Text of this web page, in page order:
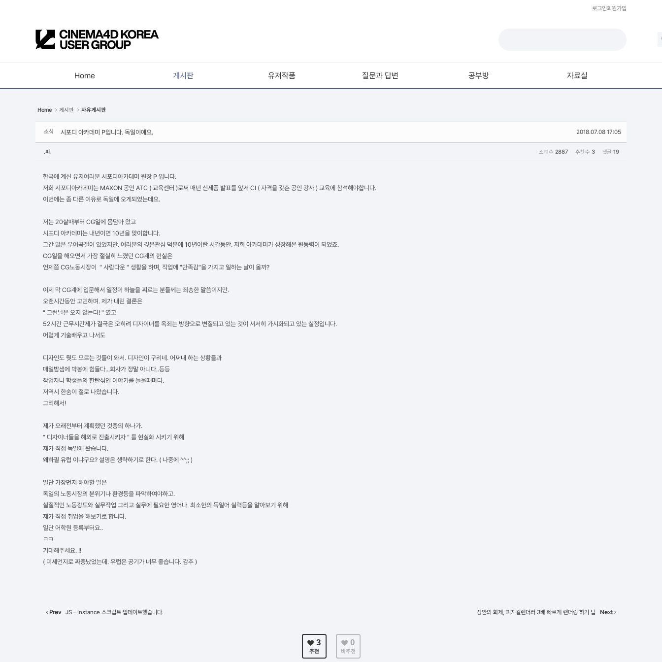
로그인회원가입
Home 게시판
구인 / 홍보 / 프로젝트 의뢰
유저작품 질문과 답변 공부방 자료실
모션 / 모그라프
라이팅 / 렌더링
Home 게시판 자유게시판
소식 2018.07.08 17:05
시포디 아카데미 P입니다. 독일이예요.
.피. 조회 수 2887 추천 수 3 댓글 19
한국에 계신 유저여러분 시포디아카데미 원장 P 입니다.
저희 시포디아카데미는 MAXON 공인 ATC ( 교육센터 )로써 매년 신제품 발표를 앞서 CI ( 자격을 갖춘 공인 강사 ) 교육에 참석해야합니다.
이번에는 좀 다른 이유로 독일에 오게되었는데요.
저는 20살때부터 CG일에 몸담아 왔고
시포디 아카데미는 내년이면 10년을 맞이합니다.
그간 많은 우여곡절이 있었지만. 여러분의 깊은관심 덕분에 10년이란 시간동안. 저희 아카데미가 성장해온 원동력이 되었죠.
CG일을 해오면서 가장 절실히 느꼈던 CG계의 현실은
언제쯤 CG노동시장이 " 사람다운 " 생활을 하며, 직업에 "만족감"을 가지고 일하는 날이 올까?
이제 막 CG계에 입문해서 열정이 하늘을 찌르는 분들께는 죄송한 말씀이지만.
오랜시간동안 고민하며. 제가 내린 결론은
" 그런날은 오지 않는다! " 였고
52시간 근무시간제가 결국은 오히려 디자이너를 옥죄는 방향으로 변질되고 있는 것이 서서히 가시화되고 있는 실정입니다.
어렵게 기술배우고 나서도
디자인도 뭣도 모르는 것들이 와서. 디자인이 구리네. 어쩌내 하는 상황들과
매일밤샘에 박봉에 힘들다...회사가 정말 아니다..등등
작업자나 학생들의 한탄섞인 이야기를 들을때마다.
저역시 한숨이 절로 나왔습니다.
그리해서!
제가 오래전부터 계획했던 것중의 하나가.
" 디자이너들을 해외로 진출시키자 " 를 현실화 시키기 위해
제가 직접 독일에 왔습니다.
왜하필 유럽 이냐구요? 설명은 생략하기로 한다. ( 나중에 ^^;; )
일단 가장먼저 해야할 일은
독일의 노동시장의 분위기나 환경등을 파악하여야하고.
실질적인 노동강도와 실무작업 그리고 실무에 필요한 영어나. 최소한의 독일어 실력등을 알아보기 위해
제가 직접 취업을 해보기로 합니다.
일단 어학원 등록부터요..
ㅋㅋ
기대해주세요. !!
( 미세먼지로 짜증났었는데. 유럽은 공기가 너무 좋습니다. 강추 )
Prev JS - Instance 스크립트 업데이트했습니다. 장안의 화제, 피지컬렌더러 3배 빠르게 랜더링 하기 팁 Next
3
추천
0
비추천
Sketchbook5, 스케치북5
Sketchbook5, 스케치북5